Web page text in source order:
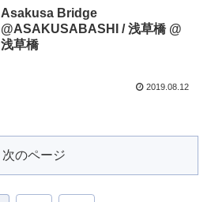
Asakusa Bridge
@ASAKUSABASHI / 浅草橋 @
浅草橋
2019.08.12
次のページ